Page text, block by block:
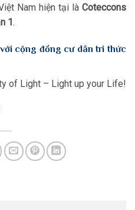
Nam hiện tại là Coteccons
1.
cộng đồng cư dân tri thức
of Light – Light up your Life!